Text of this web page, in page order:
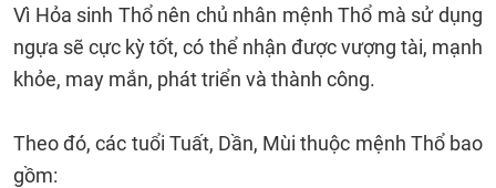
Vì Hỏa sinh Thổ nên chủ nhân mệnh Thổ mà sử dụng
ngựa sẽ cực kỳ tốt, có thể nhận được vượng tài, mạnh
khỏe, may mắn, phát triển và thành công.
Theo đó, các tuổi Tuất, Dần, Mùi thuộc mệnh Thổ bao
gồm: